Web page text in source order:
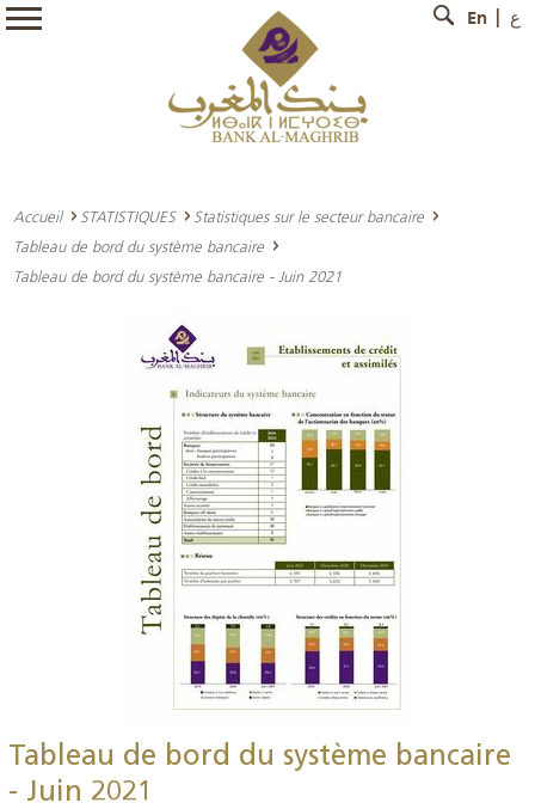
En ع
Accueil STATISTIQUES
Statistiques sur le secteur bancaire
Tableau de bord du système bancaire
Tableau de bord du système bancaire - Juin 2021
Tableau de bord du système bancaire
- Juin 2021